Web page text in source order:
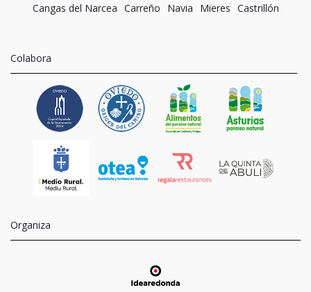
Cangas del Narcea Carreño Navia Mieres Castrillón
Colabora
Organiza